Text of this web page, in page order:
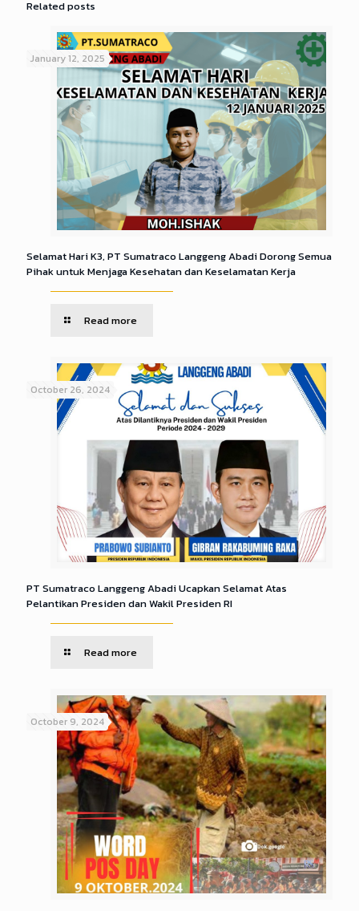
Related posts
January 12, 2025
Selamat Hari K3, PT Sumatraco Langgeng Abadi Dorong Semua
Pihak untuk Menjaga Kesehatan dan Keselamatan Kerja
Read more
October 26, 2024
PT Sumatraco Langgeng Abadi Ucapkan Selamat Atas
Pelantikan Presiden dan Wakil Presiden RI
Read more
October 9, 2024